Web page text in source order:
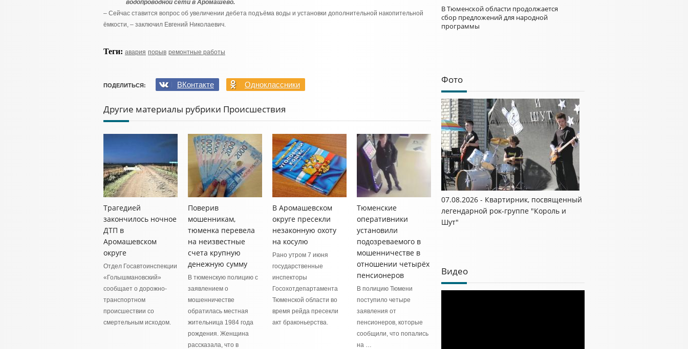
водопроводной сети в Аромашево.
– Сейчас ставится вопрос об увеличении дебета подъёма воды и установки дополнительной накопительной
ёмкости, – заключил Евгений Николаевич.
Теги: авария порыв ремонтные работы
ПОДЕЛИТЬСЯ: ВКонтакте Одноклассники
Другие материалы рубрики Происшествия
Трагедией
закончилось ночное
ДТП в
Аромашевском
округе
Отдел Госавтоинспекции
«Голышмановский»
сообщает о дорожно-
транспортном
происшествии со
смертельным исходом.
Поверив
мошенникам,
тюменка перевела
на неизвестные
счета крупную
денежную сумму
В тюменскую полицию с
заявлением о
мошенничестве
обратилась местная
жительница 1984 года
рождения. Женщина
рассказала, что в
В Аромашевском
округе пресекли
незаконную охоту
на косулю
Рано утром 7 июня
государственные
инспекторы
Госохотдепартамента
Тюменской области во
время рейда пресекли
акт браконьерства.
Тюменские
оперативники
установили
подозреваемого в
мошенничестве в
отношении четырёх
пенсионеров
В полицию Тюмени
поступило четыре
заявления от
пенсионеров, которые
сообщили, что попались
на …
В Тюменской области продолжается
сбор предложений для народной
программы
Фото
07.08.2026 - Квартирник, посвященный
легендарной рок-группе "Король и
Шут"
Видео